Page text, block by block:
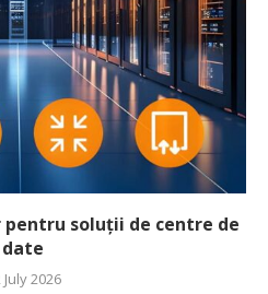
pentru soluții de centre de
date
July 2026